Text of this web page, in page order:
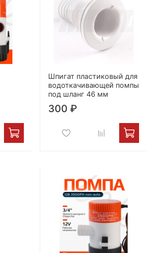
Шпигат пластиковый для
водоткачивающей помпы
под шланг 46 мм
300 ₽